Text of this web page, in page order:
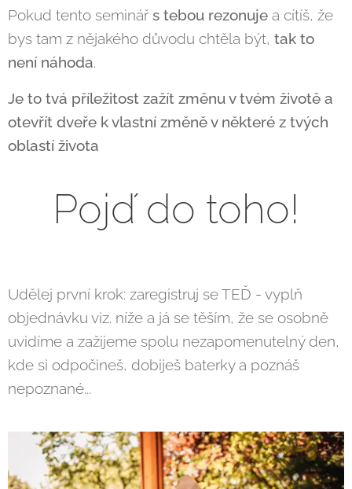
Pokud tento seminář s tebou rezonuje a cítíš, že
bys tam z nějakého důvodu chtěla být, tak to
není náhoda.
Je to tvá příležitost zažít změnu v tvém životě a
otevřít dveře k vlastní změně v některé z tvých
oblastí života
Pojď do toho!
Udělej první krok: zaregistruj se TEĎ - vyplň
objednávku viz. níže a já se těším, že se osobně
uvidíme a zažijeme spolu nezapomenutelný den,
kde si odpočineš, dobiješ baterky a poznáš
nepoznané...